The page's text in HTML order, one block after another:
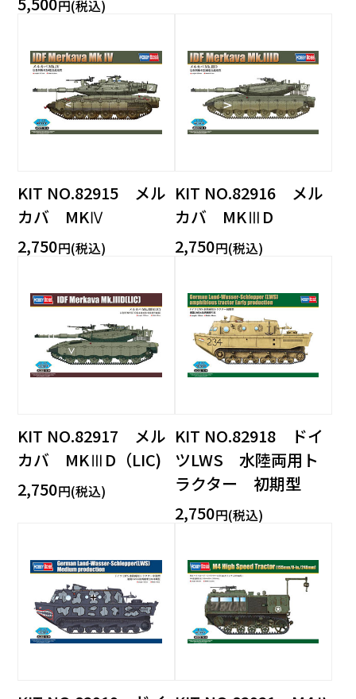
円(税込)
KIT NO.82915 メル
カバ MKⅣ
2,750円(税込)
KIT NO.82916 メル
カバ MKⅢD
2,750円(税込)
KIT NO.82917 メル
カバ MKⅢD（LIC)
2,750円(税込)
KIT NO.82918 ドイ
ツLWS 水陸両用ト
ラクター 初期型
2,750円(税込)